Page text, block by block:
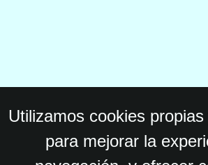
Utilizamos cookies
para mejorar la